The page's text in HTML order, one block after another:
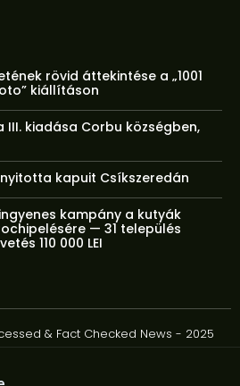
rövid áttekintése a „1001
kiállításon
III. kiadása Corbu községben,
kapuit Csíkszeredán
kampány a kutyák
— 31 település
110 000 LEI
& Fact Checked News - 2025